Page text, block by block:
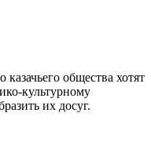
общества хотят
культурному
их досуг.